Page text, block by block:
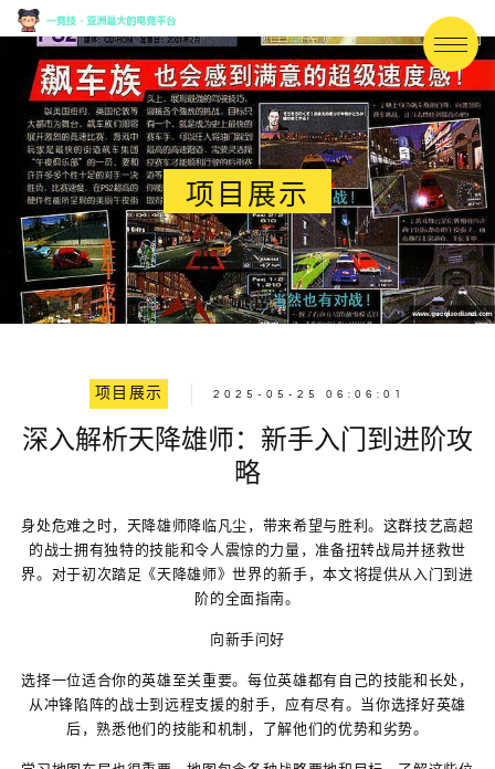
项目展示
项目展示 2025-05-25 06:06:01
深入解析天降雄师：新手入门到进阶攻
略
身处危难之时，天降雄师降临凡尘，带来希望与胜利。这群技艺高超
的战士拥有独特的技能和令人震惊的力量，准备扭转战局并拯救世
界。对于初次踏足《天降雄师》世界的新手，本文将提供从入门到进
阶的全面指南。
向新手问好
选择一位适合你的英雄至关重要。每位英雄都有自己的技能和长处，
从冲锋陷阵的战士到远程支援的射手，应有尽有。当你选择好英雄
后，熟悉他们的技能和机制，了解他们的优势和劣势。